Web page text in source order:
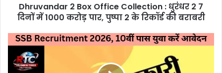
करोड़
पार,
पुष्पा
Dhruvandar 2 Box Office Collection : धुरंधर 2 7
दिनों में 1000 करोड़ पार, पुष्पा 2 के रिकॉर्ड की बराबरी
SSB
Recruitment
2026